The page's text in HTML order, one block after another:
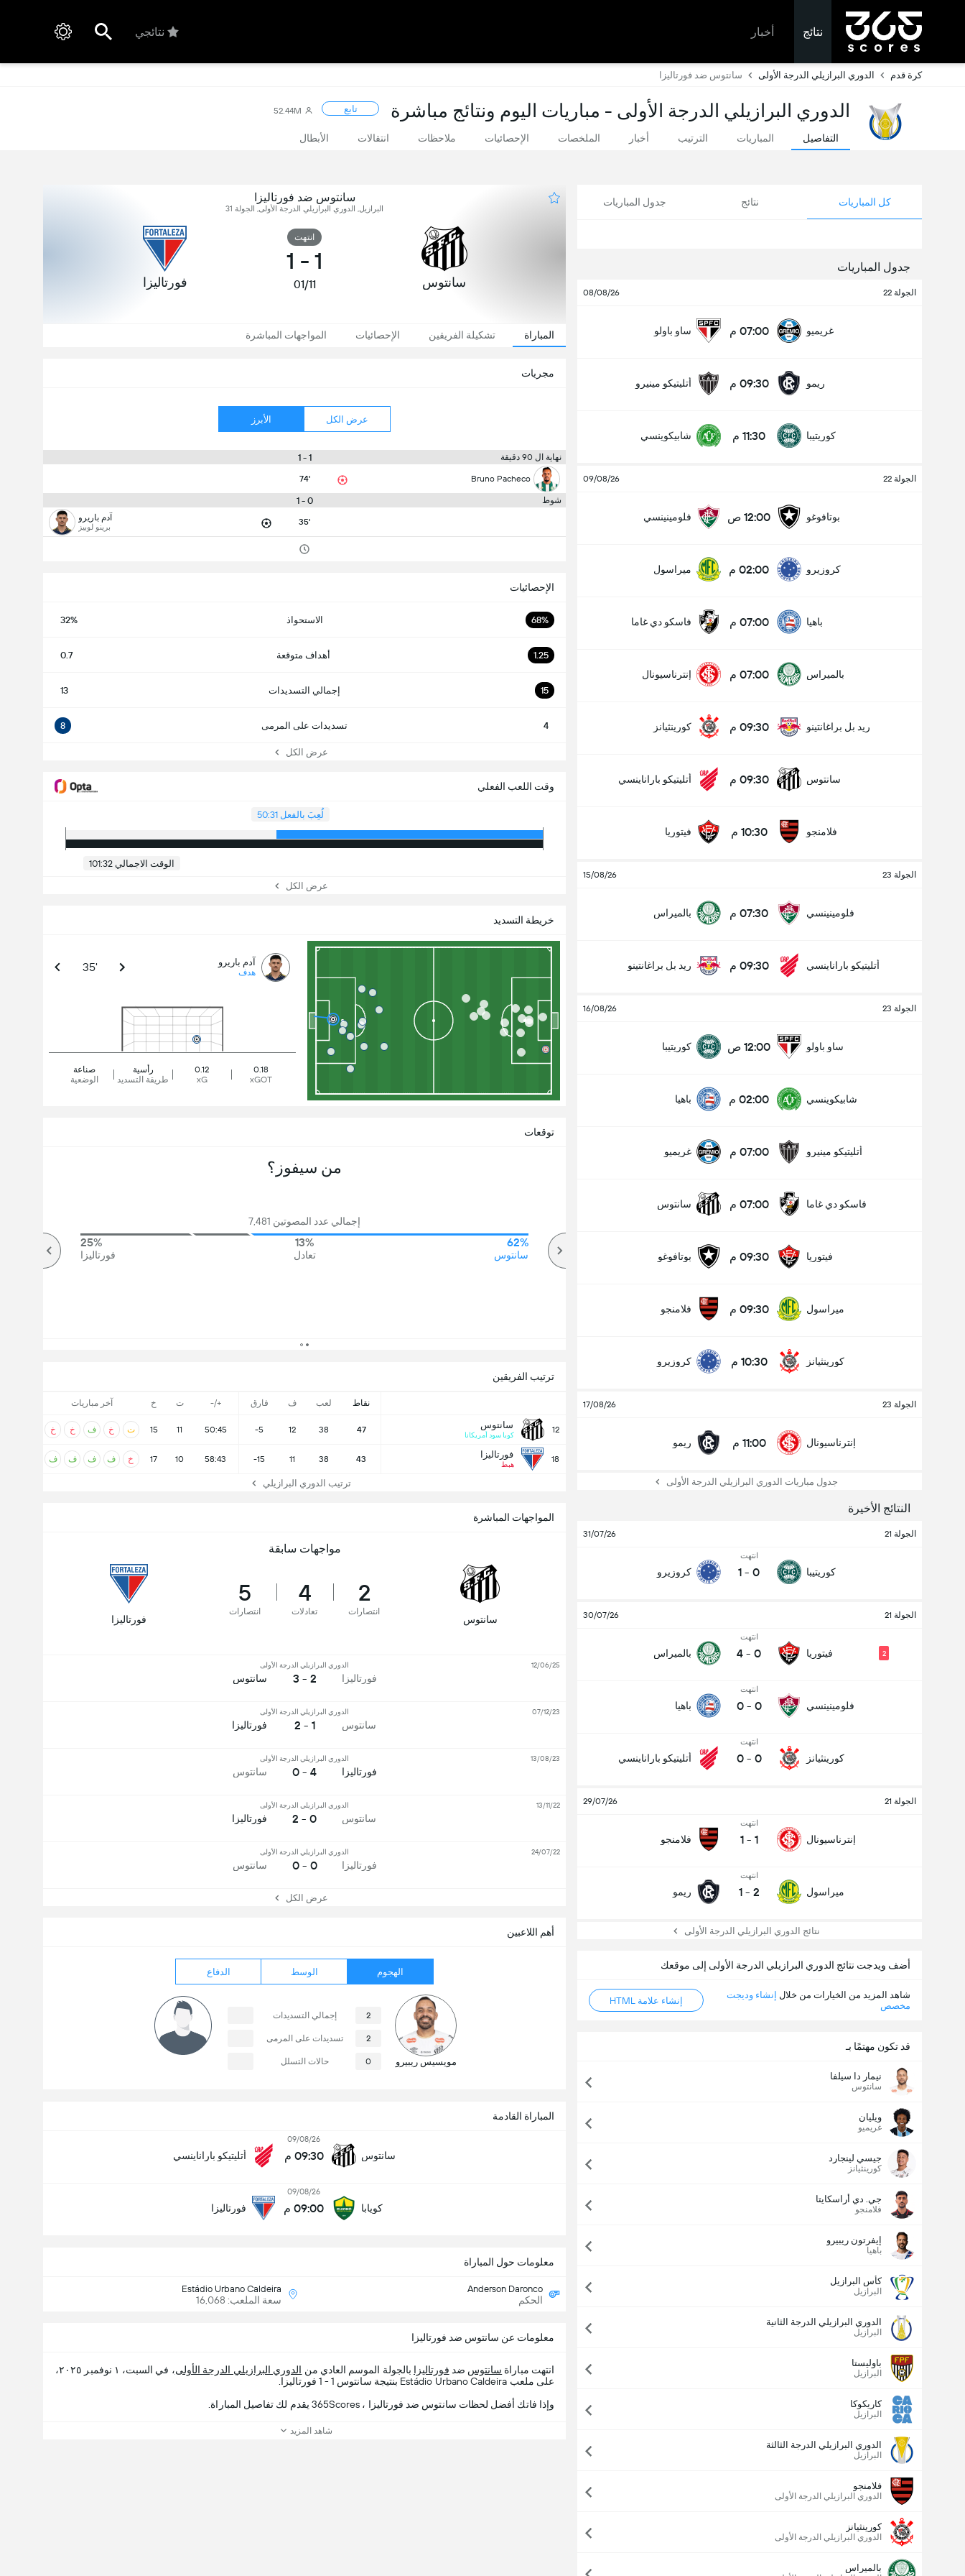
نتائج أخبار نتائجي
كرة قدم الدوري البرازيلي الدرجة الأولى سانتوس ضد فورتاليزا
الدوري البرازيلي الدرجة الأولى - مباريات اليوم ونتائج مباشرة تابع 52.44M
التفاصيل المباريات الترتيب أخبار الملخصات الإحصائيات ملاحظات انتقالات الأبطال
كل المباريات نتائج جدول المباريات
جدول المباريات
الجولة 22 08/08/26
غريميو 07:00 م ساو باولو
ريمو 09:30 م أتليتيكو مينيرو
كوريتيبا 11:30 م شابيكوينسي
الجولة 22 09/08/26
بوتافوغو 12:00 ص فلومينينسي
كروزيرو 02:00 م ميراسول
باهيا 07:00 م فاسكو دي غاما
بالميراس 07:00 م إنترناسيونال
ريد بل براغانتينو 09:30 م كورينثيانز
سانتوس 09:30 م أتليتيكو باراناينسي
فلامنجو 10:30 م فيتوريا
الجولة 23 15/08/26
فلومينينسي 07:30 م بالميراس
أتليتيكو باراناينسي 09:30 م ريد بل براغانتينو
الجولة 23 16/08/26
ساو باولو 12:00 ص كوريتيبا
شابيكوينسي 02:00 م باهيا
أتليتيكو مينيرو 07:00 م غريميو
فاسكو دي غاما 07:00 م سانتوس
فيتوريا 09:30 م بوتافوغو
ميراسول 09:30 م فلامنجو
كورينثيانز 10:30 م كروزيرو
الجولة 23 17/08/26
إنترناسيونال 11:00 م ريمو
جدول مباريات الدوري البرازيلي الدرجة الأولى
النتائج الأخيرة
الجولة 21 31/07/26
كوريتيبا
انتهت
0
-
1 كروزيرو
الجولة 21 30/07/26
فيتوريا 2
انتهت
0
-
4 بالميراس
فلومينينسي
انتهت
0
-
0 باهيا
كورينثيانز
انتهت
0
-
0 أتليتيكو باراناينسي
الجولة 21 29/07/26
إنترناسيونال
انتهت
1
-
1 فلامنجو
ميراسول
انتهت
2
-
1 ريمو
نتائج الدوري البرازيلي الدرجة الأولى
أضف ويدجت نتائج الدوري البرازيلي الدرجة الأولى إلى موقعك
شاهد المزيد من الخيارات من خلال إنشاء وديجت
مخصص
إنشاء علامة HTML
قد تكون مهتمًا بـ
نيمار دا سيلفا
سانتوس
ويليان
غريميو
جيسي لينجارد
كورينثيانز
جي. دي أراسكايتا
فلامنجو
إيفرتون ريبيرو
باهيا
كأس البرازيل
البرازيل
الدوري البرازيلي الدرجة الثانية
البرازيل
باوليستا
البرازيل
كاريكوكا
البرازيل
الدوري البرازيلي الدرجة الثالثة
البرازيل
فلامنجو
الدوري البرازيلي الدرجة الأولى
كورينثيانز
الدوري البرازيلي الدرجة الأولى
بالميراس
سانتوس ضد فورتاليزا
البرازيل, الدوري البرازيلي الدرجة الأولى, الجولة 31
سانتوس
انتهت
1
-
1
01/11 فورتاليزا
المباراة تشكيلة الفريقين الإحصائيات المواجهات المباشرة
مجريات
عرض الكل الأبرز
نهاية ال 90 دقيقة 1 - 1
Bruno Pacheco
74'
شوط 0 - 1
35' آدم باريرو
برينو لوبيز
المباراة القادمة
سانتوس
09/08/26
09:30 م أتليتيكو باراناينسي
كويابا
09/08/26
09:00 م فورتاليزا
أهم اللاعبين
الهجوم الوسط الدفاع
مويسيس ريبيرو
2 إجمالي التسديدات
2 تسديدات على المرمى
0 حالات التسلل
الإحصائيات
68% الاستحواذ 32%
1.25 أهداف متوقعة 0.7
15 إجمالي التسديدات 13
4 تسديدات على المرمى 8
عرض الكل
وقت اللعب الفعلي
لُعِبَ بالفعل 50:31
الوقت الاجمالي 101:32
عرض الكل
خريطة التسديد
آدم باريرو
هدف 35'
صناعة
الوضعية
رأسية
طريقة التسديد
0.12
xG
0.18
xGOT
معلومات حول المباراة
Anderson Daronco
الحكم
Estádio Urbano Caldeira
سعة الملعب: 16,068
ترتيب الفريقين
نقاط لعب ف فارق +/- ت خ آخر مباريات
12 سانتوس
كوبا سود أمريكانا
47
38
12
-5
50:45
11
15 ت خ ف خ خ
18 فورتاليزا
هبط
43
38
11
-15
58:43
10
17 خ ف ف ف ف
ترتيب الدوري البرازيلي
توقعات
من سيفوز؟
إجمالي عدد المصوتين 7,481
62%
سانتوس
13%
تعادل
25%
فورتاليزا
المواجهات المباشرة
مواجهات سابقة
سانتوس
2
انتصارات
4
تعادلات
5
انتصارات
فورتاليزا
فورتاليزا
الدوري البرازيلي الدرجة الأولى
2 - 3 سانتوس
12/06/25
سانتوس
الدوري البرازيلي الدرجة الأولى
1 - 2 فورتاليزا
07/12/23
فورتاليزا
الدوري البرازيلي الدرجة الأولى
4 - 0 سانتوس
13/08/23
سانتوس
الدوري البرازيلي الدرجة الأولى
0 - 2 فورتاليزا
13/11/22
فورتاليزا
الدوري البرازيلي الدرجة الأولى
0 - 0 سانتوس
24/07/22
عرض الكل
معلومات عن سانتوس ضد فورتاليزا
انتهت مباراة سانتوس ضد فورتاليزا بالجولة الموسم العادي من الدوري البرازيلي الدرجة الأولى
، في السبت، ١ نوفمبر ٢٠٢٥،
على ملعب Estádio Urbano Caldeira بنتيجة سانتوس 1 - 1 فورتاليزا.
وإذا فاتك أفضل لحظات سانتوس ضد فورتاليزا ، 365Scores يقدم لك تفاصيل المباراة.
شاهد المزيد